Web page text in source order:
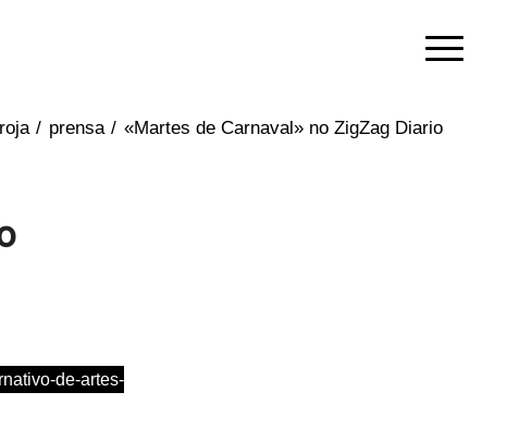
/ prensa / «Martes de Carnaval» no ZigZag Diario
de-artes-